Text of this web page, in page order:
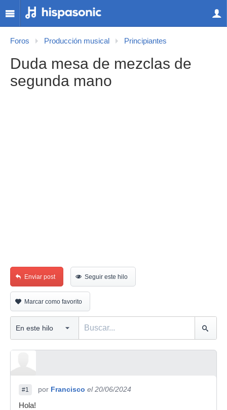
Foros Producción musical Principiantes
Duda mesa de mezclas de
segunda mano
Enviar post Seguir este hilo
Marcar como favorito
#1 por Francisco el 20/06/2024
Hola!